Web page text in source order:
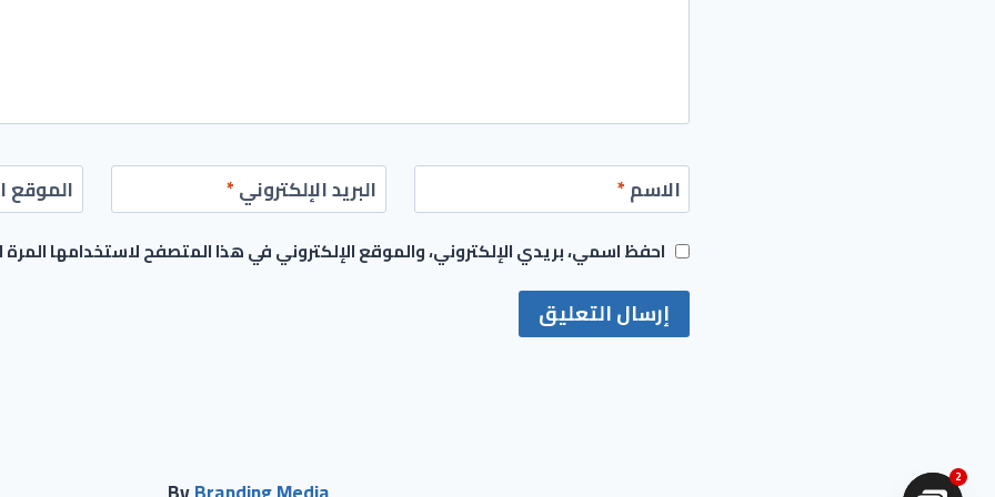
الاسم* البريد الإلكتروني* الموقع
احفظ اسمي، بريدي الإلكتروني، والموقع الإلكتروني في هذا المتصفح لاستخدامها
2